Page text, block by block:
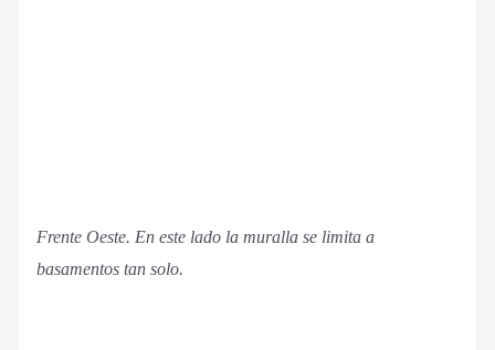
Frente Oeste. En este lado la muralla se limita a
basamentos tan solo.